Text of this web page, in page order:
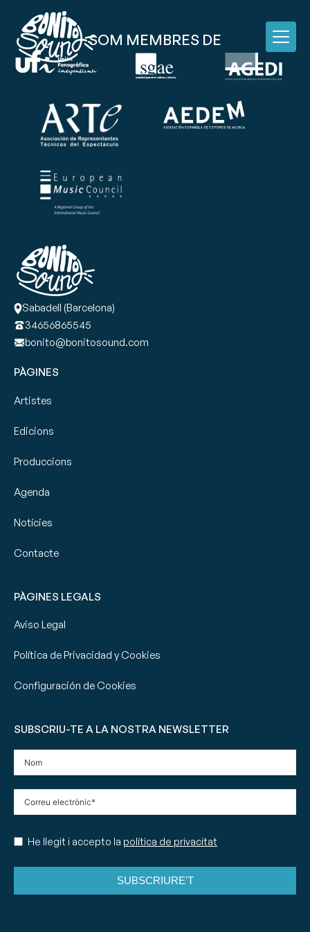
SOM MEMBRES DE
Sabadell (Barcelona)
34656865545
bonito@bonitosound.com
PÀGINES
Artistes
Edicions
Produccions
Agenda
Notícies
Contacte
PÀGINES LEGALS
Aviso Legal
Política de Privacidad y Cookies
Configuración de Cookies
SUBSCRIU-TE A LA NOSTRA NEWSLETTER
He llegit i accepto la política de privacitat
SUBSCRIURE'T